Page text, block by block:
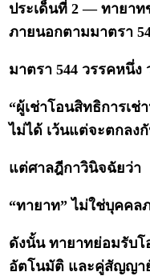
ประเด็นที่ 2 — ทายาท
ภายนอกตามมาตรา
มาตรา 544 วรรคหนึ่ง
“ผู้เช่าโอนสิทธิการเ
ไม่ได้ เว้นแต่จะตกลง
แต่ศาลฎีกาวินิจฉัยว่า
“ทายาท” ไม่ใช่บุคคล
ดังนั้น ทายาทย่อมรับโ
อัตโนมัติ และคู่สัญญายั